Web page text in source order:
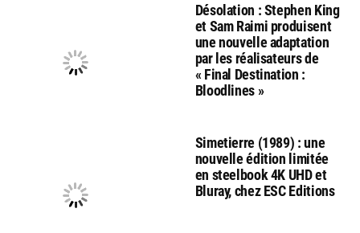
Désolation : Stephen King
et Sam Raimi produisent
une nouvelle adaptation
par les réalisateurs de
« Final Destination :
Bloodlines »
Simetierre (1989) : une
nouvelle édition limitée
en steelbook 4K UHD et
Bluray, chez ESC Editions